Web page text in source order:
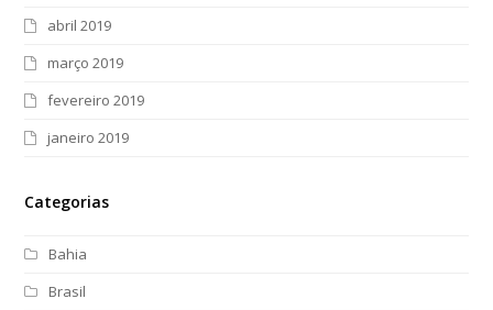
abril 2019
março 2019
fevereiro 2019
janeiro 2019
Categorias
Bahia
Brasil